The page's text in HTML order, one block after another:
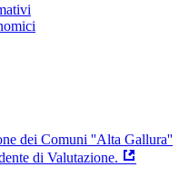
dei Comuni ''Alta Gallura''
di Valutazione.